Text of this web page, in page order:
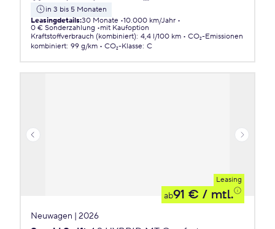
in 3 bis 5 Monaten
Leasingdetails:30 Monate 10.000 km/Jahr
0 € Sonderzahlung
mit Kaufoption
Kraftstoffverbrauch (kombiniert): 4,4 l/100 km
CO₂-Emissionen
kombiniert: 99 g/km CO₂-Klasse: C
Leasing
ab91 € / mtl.
Neuwagen | 2026